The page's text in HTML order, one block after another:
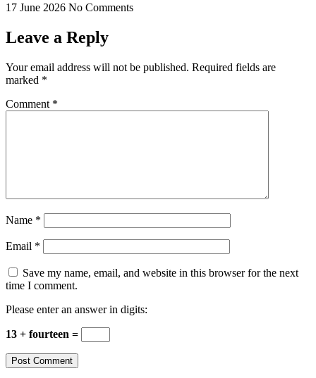
17 June 2026 No Comments
Leave a Reply
Your email address will not be published. Required fields are
marked *
Comment *
Name *
Email *
Save my name, email, and website in this browser for the next
time I comment.
Please enter an answer in digits:
13 + fourteen =